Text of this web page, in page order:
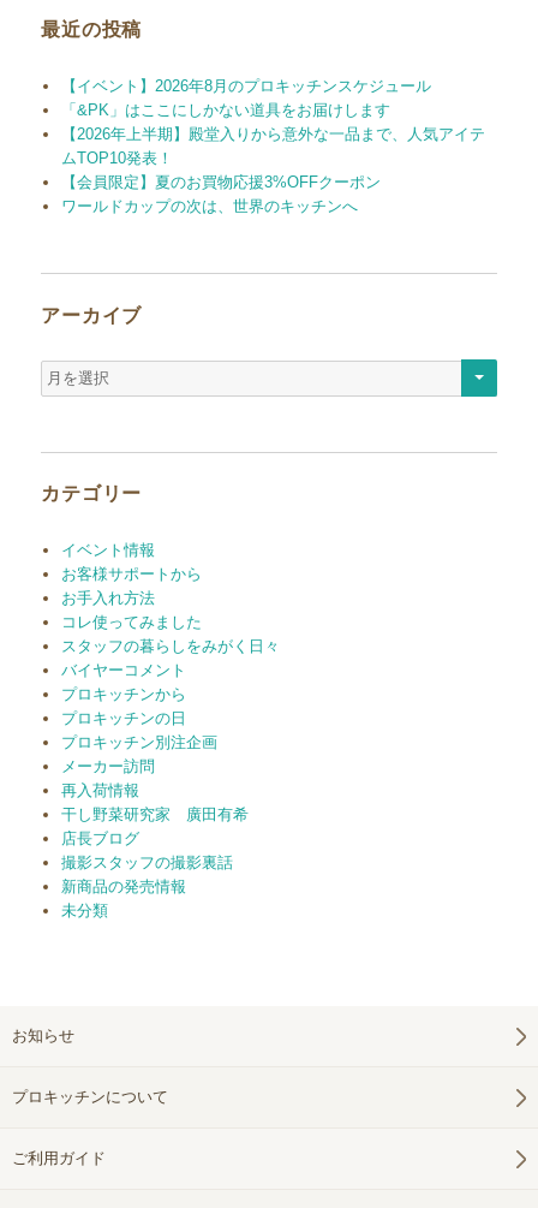
最近の投稿
【イベント】2026年8月のプロキッチンスケジュール
「&PK」はここにしかない道具をお届けします
【2026年上半期】殿堂入りから意外な一品まで、人気アイテ
ムTOP10発表！
【会員限定】夏のお買物応援3%OFFクーポン
ワールドカップの次は、世界のキッチンへ
アーカイブ
ア
ー
カテゴリー
イベント情報
お客様サポートから
お手入れ方法
コレ使ってみました
スタッフの暮らしをみがく日々
バイヤーコメント
プロキッチンから
プロキッチンの日
プロキッチン別注企画
メーカー訪問
再入荷情報
干し野菜研究家 廣田有希
店長ブログ
撮影スタッフの撮影裏話
新商品の発売情報
未分類
お知らせ
プロキッチンについて
ご利用ガイド